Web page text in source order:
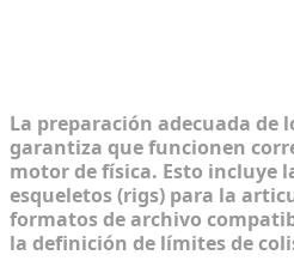
La preparación adecuada de
garantiza que funcionen
motor de física. Esto incluye
esqueletos (rigs) para la
formatos de archivo
la definición de límites de